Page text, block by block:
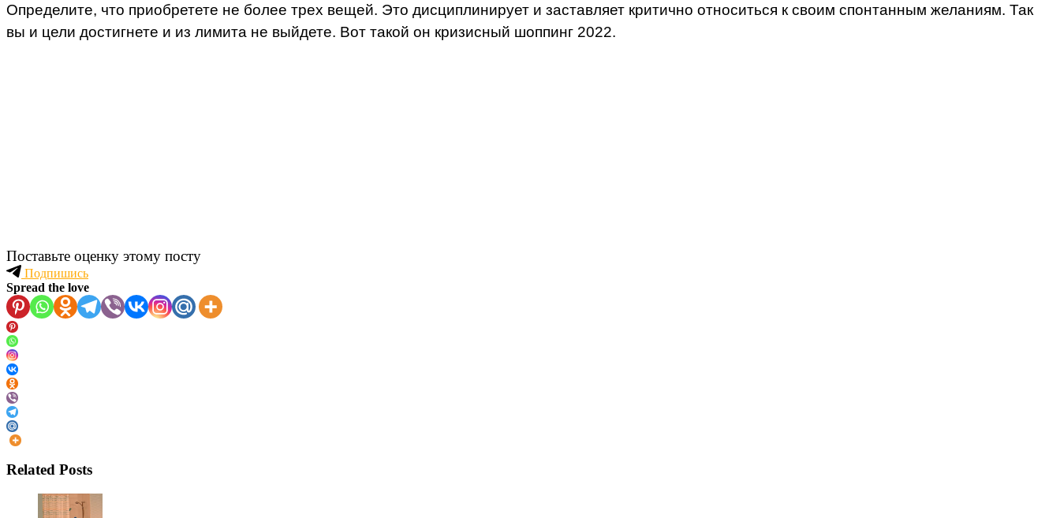
Определите, что приобретете не более трех вещей. Это дисциплинирует и заставляет критично относиться к своим спонтанным желаниям. Так
вы и цели достигнете и из лимита не выйдете. Вот такой он кризисный шоппинг 2022.
Поставьте оценку этому посту
Подпишись
Spread the love
Related Posts